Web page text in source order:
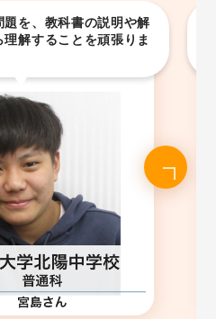
を、教科書の説明や解
解することを頑張りま